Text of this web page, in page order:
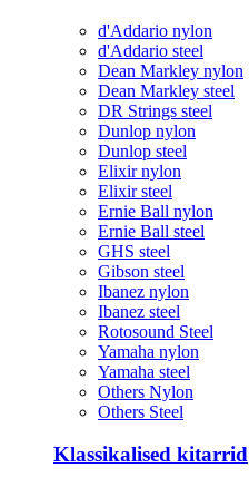
d'Addario nylon
d'Addario steel
Dean Markley nylon
Dean Markley steel
DR Strings steel
Dunlop nylon
Dunlop steel
Elixir nylon
Elixir steel
Ernie Ball nylon
Ernie Ball steel
GHS steel
Gibson steel
Ibanez nylon
Ibanez steel
Rotosound Steel
Yamaha nylon
Yamaha steel
Others Nylon
Others Steel
Klassikalised kitarrid